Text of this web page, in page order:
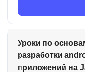
Уроки по
разработки
приложений на